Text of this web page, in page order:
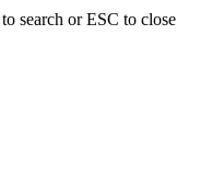
search or ESC to close